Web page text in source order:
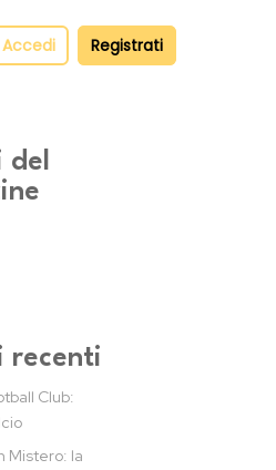
Accedi Registrati
del
recenti
Club:
Mistero: la